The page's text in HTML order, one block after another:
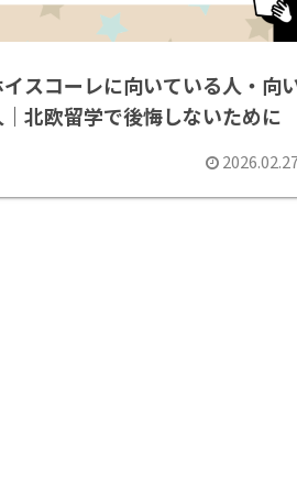
スコーレに向いている人・向
北欧留学で後悔しないために